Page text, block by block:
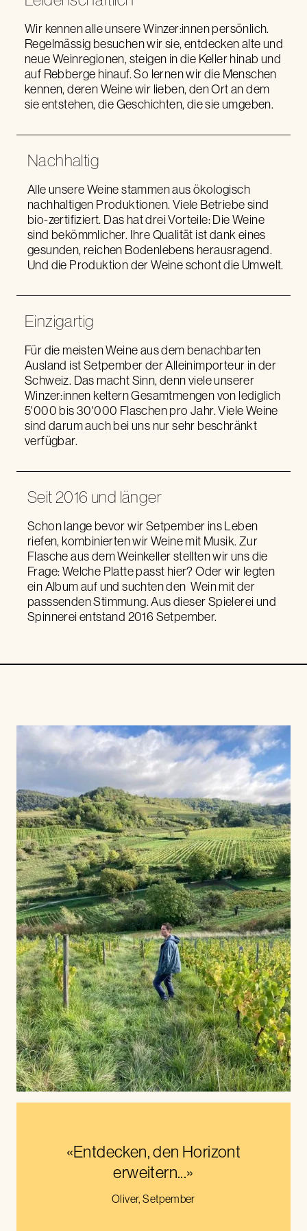
Wir kennen alle unsere Winzer:innen persönlich.
Regelmässig besuchen wir sie, entdecken alte und
neue Weinregionen, steigen in die Keller hinab und
auf Rebberge hinauf. So lernen wir die Menschen
kennen, deren Weine wir lieben, den Ort an dem
sie entstehen, die Geschichten, die sie umgeben.
Nachhaltig
Alle unsere Weine stammen aus ökologisch
nachhaltigen Produktionen. Viele Betriebe sind
bio-zertifiziert. Das hat drei Vorteile: Die Weine
sind bekömmlicher. Ihre Qualität ist dank eines
gesunden, reichen Bodenlebens herausragend.
Und die Produktion der Weine schont die Umwelt.
Einzigartig
Für die meisten Weine aus dem benachbarten
Ausland ist Setpember der Alleinimporteur in der
Schweiz. Das macht Sinn, denn viele unserer
Winzer:innen keltern Gesamtmengen von lediglich
5'000 bis 30'000 Flaschen pro Jahr. Viele Weine
sind darum auch bei uns nur sehr beschränkt
verfügbar.
Seit 2016 und länger
Schon lange bevor wir Setpember ins Leben
riefen, kombinierten wir Weine mit Musik. Zur
Flasche aus dem Weinkeller stellten wir uns die
Frage: Welche Platte passt hier? Oder wir legten
ein Album auf und suchten den Wein mit der
passsenden Stimmung. Aus dieser Spielerei und
Spinnerei entstand 2016 Setpember.
«Entdecken, den Horizont
erweitern...»
Oliver, Setpember